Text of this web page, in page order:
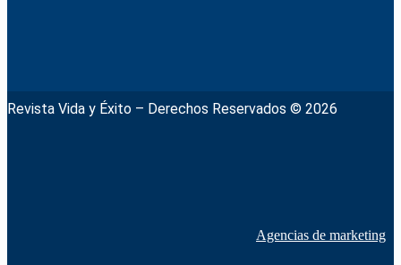
Revista Vida y Éxito – Derechos Reservados © 2026
Agencias de marketing